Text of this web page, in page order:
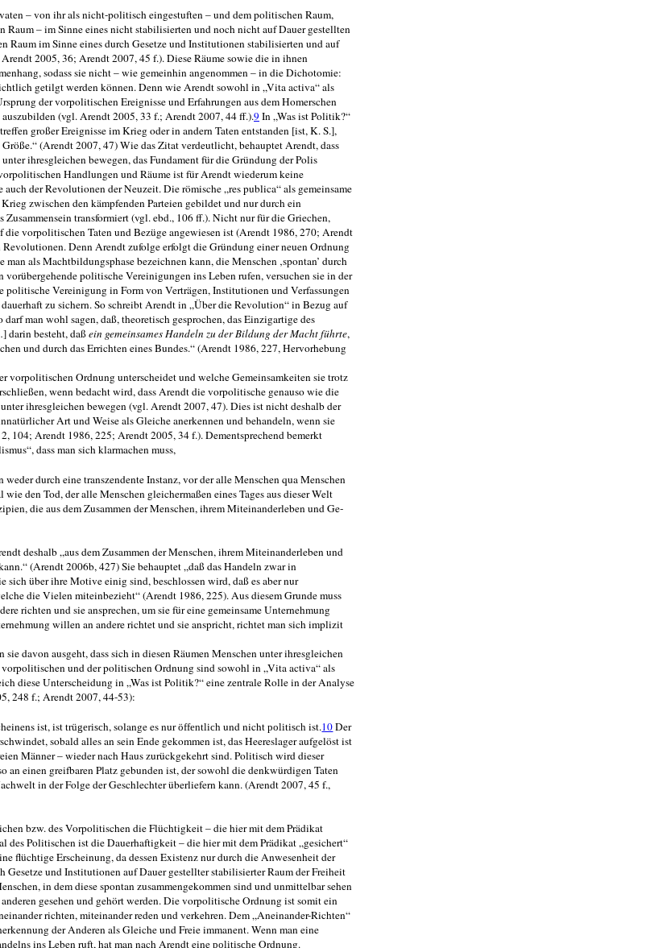
– von ihr als nicht-politisch eingestuften – und dem politischen Raum,
– im Sinne eines nicht stabilisierten und noch nicht auf Dauer gestellten
Raum im Sinne eines durch Gesetze und Institutionen stabilisierten und auf
2005, 36; Arendt 2007, 45 f.). Diese Räume sowie die in ihnen
sodass sie nicht – wie gemeinhin angenommen – in die Di­chotomie:
ge­tilgt werden können. Denn wie Arendt sowohl in „Vita activa“ als
der vorpolitischen Ereignisse und Erfahrungen aus dem Homerschen
(vgl. Arendt 2005, 33 f.; Arendt 2007, 44 ff.).9 In „Was ist Politik?“
großer Ereignisse im Krieg oder in andern Taten entstanden [ist, K. S.],
(Arendt 2007, 47) Wie das Zitat ver­deutlicht, behauptet Arendt, dass
ihresgleichen bewegen, das Fundament für die Gründung der Polis
Handlun­gen und Räume ist für Arendt wiederum keine
der Revolutionen der Neuzeit. Die römische „res publica“ als gemeinsame
zwischen den kämpfenden Parteien gebildet und nur durch ein
transformiert (vgl. ebd., 106 ff.). Nicht nur für die Griechen,
vorpolitischen Taten und Bezüge angewiesen ist (Arendt 1986, 270; Arendt
Denn Arendt zufolge erfolgt die Gründung einer neuen Ordnung
als Machtbildungsphase bezeichnen kann, die Menschen ‚spontan’ durch
politische Vereinigungen ins Leben rufen, versuchen sie in der
politische Vereinigung in Form von Verträgen, Institutionen und Verfassungen
zu sichern. So schreibt Arendt in „Über die Re­volution“ in Bezug auf
man wohl sagen, daß, theoretisch gesprochen, das Einzigartige des
darin besteht, daßein gemeinsa­mes Handeln zu der Bildung der Macht führte,
und durch das Errichten eines Bundes.“ (Arendt 1986, 227, Hervorhebung
vorpolitischen Ord­nung unterscheidet und welche Gemeinsamkeiten sie trotz
wenn bedacht wird, dass Arendt die vor­politische genauso wie die
ihresgleichen bewegen (vgl. Arendt 2007, 47). Dies ist nicht deshalb der
Art und Weise als Gleiche anerkennen und behandeln, wenn sie
104; Arendt 1986, 225; Arendt 2005, 34 f.). Dementspre­chend bemerkt
dass man sich klarmachen muss,
durch eine tran­szendente Instanz, vor der alle Menschen qua Menschen
den Tod, der alle Menschen gleichermaßen ei­nes Tages aus dieser Welt
die aus dem Zusammen der Menschen, ihrem Miteinanderleben und Ge­
deshalb „aus dem Zusammen der Menschen, ihrem Miteinanderleben und
(Arendt 2006b, 427) Sie behauptet „daß das Han­deln zwar in
über ihre Motive einig sind, beschlossen wird, daß es aber nur
die Vielen miteinbezieht“ (Arendt 1986, 225). Aus diesem Grunde muss
richten und sie ansprechen, um sie für eine gemeinsame Unternehmung
willen an andere rich­tet und sie anspricht, richtet man sich implizit
davon ausgeht, dass sich in diesen Räumen Menschen unter ihresgleichen
und der politischen Ordnung sind so­wohl in „Vita activa“ als
diese Unterscheidung in „Was ist Politik?“ eine zentrale Rolle in der Analyse
248 f.; Arendt 2007, 44-53):
ist, isttrügerisch, solange es nuröffentlich und nichtpolitisch ist.10Der
sobald alles an sein Ende gekommen ist, das Heereslager aufgelöst ist
Männer – wieder nach Haus zurückgekehrt sind. Politisch wird dieser
an einen greifbaren Platz ge­bunden ist, der sowohl die denkwürdigen Taten
in der Folge der Geschlechter überliefern kann. (Arendt 2007, 45 f.,
bzw. des Vorpoliti­schen die Flüchtigkeit – die hier mit dem Prädikat
Politischen ist die Dauerhaftigkeit – die hier mit dem Prädikat „gesichert“
flüchtige Erscheinung, da dessen Existenz nur durch die Anwesenheit der
und Institutionen auf Dau­er gestellter stabilisierter Raum der Freiheit
in dem diese spontan zusammengekommen sind und unmit­telbar sehen
gesehen und gehört werden. Die vorpolitische Ordnung ist somit ein
richten, miteinander reden und verkehren. Dem „Aneinander-Richten“
der Anderen als Gleiche und Freie immanent. Wenn man eine
ins Leben ruft, hat man nach Arendt eine politische Ordnung.